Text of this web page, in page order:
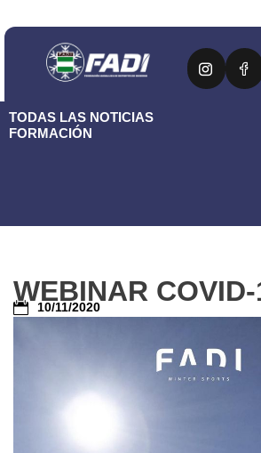
TODAS LAS NOTICIAS
FORMACIÓN
WEBINAR
10/11/2020